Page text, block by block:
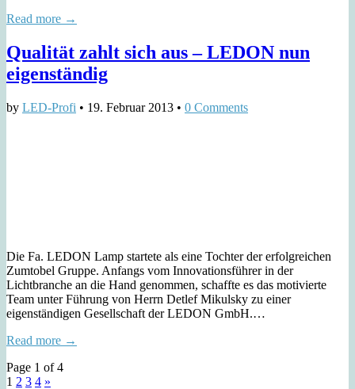
Read more →
Qualität zahlt sich aus – LEDON nun
eigenständig
by LED-Profi • 19. Februar 2013 • 0 Comments
Die Fa. LEDON Lamp startete als eine Tochter der erfolgreichen
Zumtobel Gruppe. Anfangs vom Innovationsführer in der
Lichtbranche an die Hand genommen, schaffte es das motivierte
Team unter Führung von Herrn Detlef Mikulsky zu einer
eigenständigen Gesellschaft der LEDON GmbH.…
Read more →
Page 1 of 4
1 2 3 4 »